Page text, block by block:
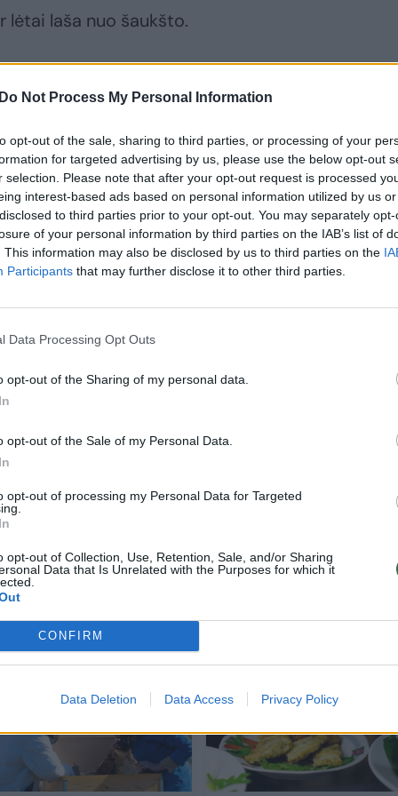
Do Not Process My Personal Information
opt-out of the sale, sharing to third parties, or processing of your
for targeted advertising by us, please use the below opt-out
selection. Please note that after your opt-out request is processed
interest-based ads based on personal information utilized by us
to third parties prior to your opt-out. You may separately
of your personal information by third parties on the IAB’s list of
This information may also be disclosed by us to third parties on the
Participants that may further disclose it to other third parties.
Data Processing Opt Outs
opt-out of the Sharing of my personal data.
opt-out of the Sale of my Personal Data.
opt-out of processing my Personal Data for Targeted
opt-out of Collection, Use, Retention, Sale, and/or Sharing
Data that Is Unrelated with the Purposes for which it
CONFIRM
Data Deletion Data Access Privacy Policy
lėtai laša nuo šaukšto.
krakmolą.
ir venkite egzotiškų pavadinimų.
parmidžanas, yra ypač dažnai klastojamos.
ar net celiuliozės.
raugas ir fermentai.
krakmolą.
degintu pienu ir tolygiai lydosi.